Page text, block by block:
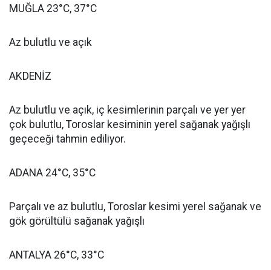
MUĞLA 23°C, 37°C
Az bulutlu ve açık
AKDENİZ
Az bulutlu ve açık, iç kesimlerinin parçalı ve yer yer
çok bulutlu, Toroslar kesiminin yerel sağanak yağışlı
geçeceği tahmin ediliyor.
ADANA 24°C, 35°C
Parçalı ve az bulutlu, Toroslar kesimi yerel sağanak ve
gök görültülü sağanak yağışlı
ANTALYA 26°C, 33°C